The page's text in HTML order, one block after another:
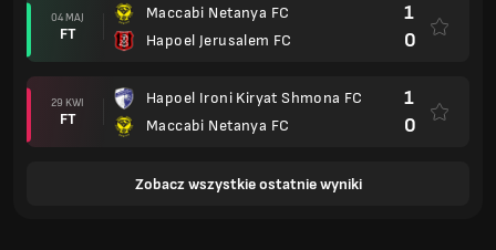
04 MAJ
FT
Maccabi Netanya FC
Hapoel Jerusalem FC
1
0
29 KWI
FT
Hapoel Ironi Kiryat Shmona FC
Maccabi Netanya FC
1
0
Zobacz wszystkie ostatnie wyniki